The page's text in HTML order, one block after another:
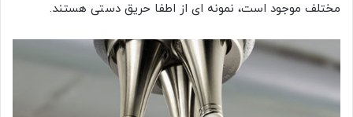
مختلف موجود است، نمونه ای از اطفا حریق دستی هستند.